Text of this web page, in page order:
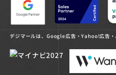
デジマールは、Google広告・Yahoo!広告・